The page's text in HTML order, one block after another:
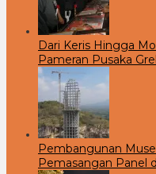
Dari Keris Hingga
Pameran Pusaka
Pembangunan
Pemasangan Panel